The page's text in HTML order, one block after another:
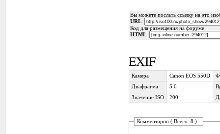
Вы можете послать ссылку на это
URL:
Код для размещения на форуме
HTML:
EXIF
Камера Canon EOS 550D
Диафрагма
5.0
Значение ISO
200
Комментарии ( Всего: 8 )